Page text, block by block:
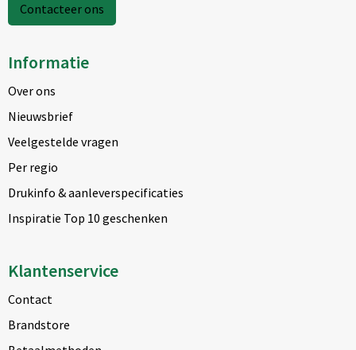
Contacteer ons
Informatie
Over ons
Nieuwsbrief
Veelgestelde vragen
Per regio
Drukinfo & aanleverspecificaties
Inspiratie Top 10 geschenken
Klantenservice
Contact
Brandstore